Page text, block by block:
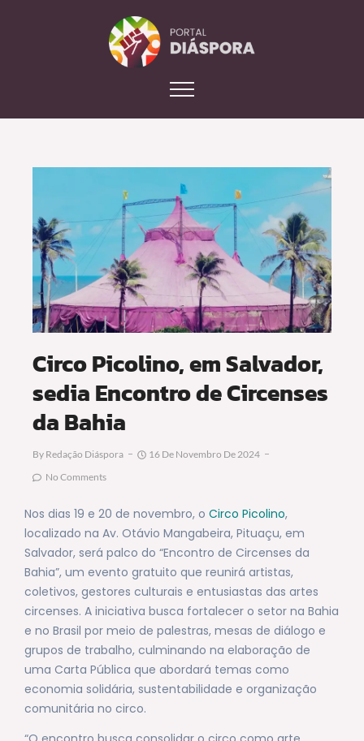
Circo Picolino, em Salvador,
sedia Encontro de Circenses
da Bahia
By Redação Diáspora
16 De Novembro De 2024
No Comments
Nos dias 19 e 20 de novembro, o Circo Picolino,
localizado na Av. Otávio Mangabeira, Pituaçu, em
Salvador, será palco do “Encontro de Circenses da
Bahia”, um evento gratuito que reunirá artistas,
coletivos, gestores culturais e entusiastas das artes
circenses. A iniciativa busca fortalecer o setor na Bahia
e no Brasil por meio de palestras, mesas de diálogo e
grupos de trabalho, culminando na elaboração de
uma Carta Pública que abordará temas como
economia solidária, sustentabilidade e organização
comunitária no circo.